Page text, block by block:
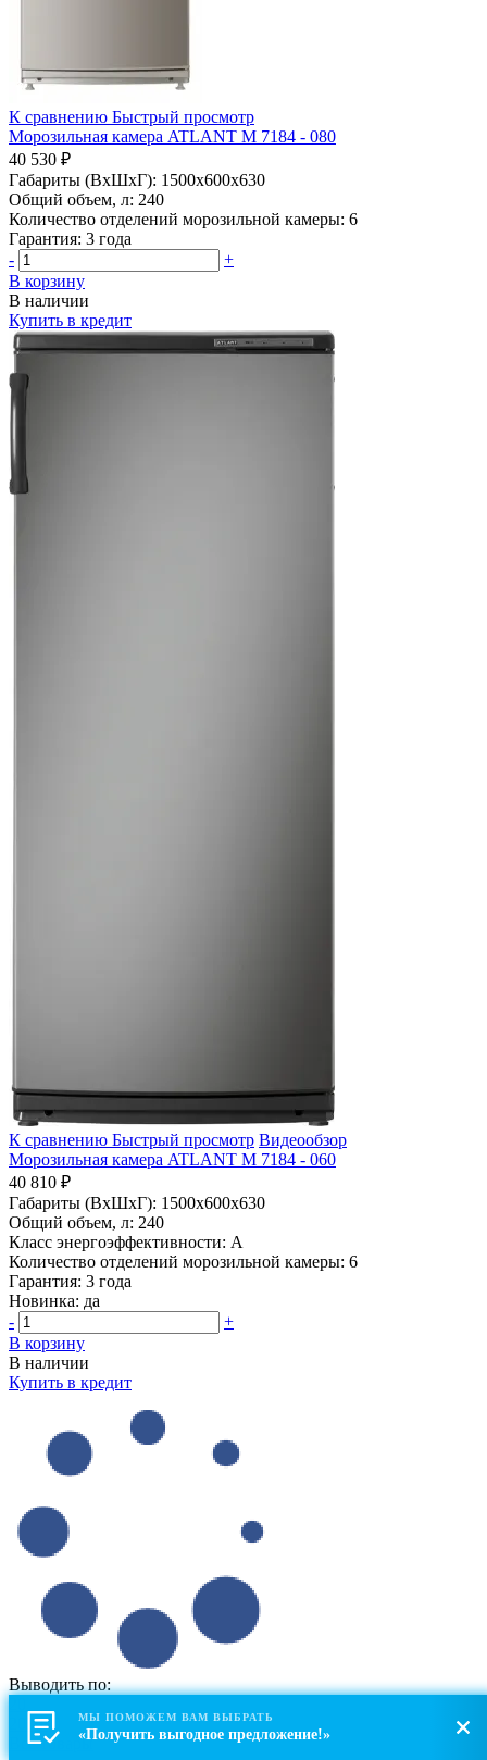
К сравнению Быстрый просмотр
Морозильная камера ATLANT М 7184 - 080
40 530 ₽
Габариты (ВхШхГ): 1500x600x630
Общий объем, л: 240
Количество отделений морозильной камеры: 6
Гарантия: 3 года
-
+
В корзину
В наличии
Купить в кредит
К сравнению Быстрый просмотр Видеообзор
Морозильная камера ATLANT М 7184 - 060
40 810 ₽
Габариты (ВхШхГ): 1500x600x630
Общий объем, л: 240
Класс энергоэффективности: A
Количество отделений морозильной камеры: 6
Гарантия: 3 года
Новинка: да
-
+
В корзину
В наличии
Купить в кредит
Выводить по:
3040
Все товары
МЫ ПОМОЖЕМ ВАМ ВЫБРАТЬ
«Получить выгодное предложение!»